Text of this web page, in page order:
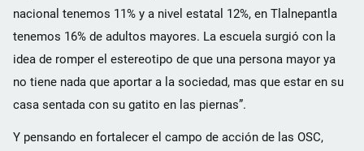
nacional tenemos 11% y a nivel estatal 12%, en Tlalnepantla
tenemos 16% de adultos mayores. La escuela surgió con la
idea de romper el estereotipo de que una persona mayor ya
no tiene nada que aportar a la sociedad, mas que estar en su
casa sentada con su gatito en las piernas”.
Y pensando en fortalecer el campo de acción de las OSC,